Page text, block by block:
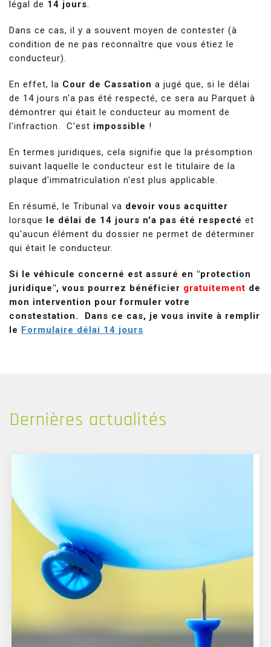
légal de 14 jours.
Dans ce cas, il y a souvent moyen de contester (à
condition de ne pas reconnaître que vous étiez le
conducteur).
En effet, la Cour de Cassation a jugé que, si le délai
de 14 jours n'a pas été respecté, ce sera au Parquet à
démontrer qui était le conducteur au moment de
l'infraction. C'est impossible !
En termes juridiques, cela signifie que la présomption
suivant laquelle le conducteur est le titulaire de la
plaque d'immatriculation n'est plus applicable.
En résumé, le Tribunal va devoir vous acquitter
lorsque le délai de 14 jours n'a pas été respecté et
qu'aucun élément du dossier ne permet de déterminer
qui était le conducteur.
Si le véhicule concerné est assuré en "protection
juridique", vous pourrez bénéficier gratuitement de
mon intervention pour formuler votre
constestation. Dans ce cas, je vous invite à remplir
le Formulaire délai 14 jours
Dernières actualités